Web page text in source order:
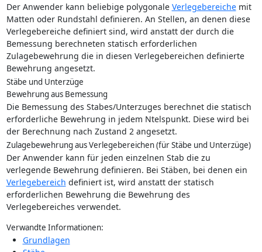
Der Anwender kann beliebige polygonale Verlegebereichemit
Matten oder Rundstahl definieren. An Stellen, an denen diese
Verlegebereiche definiert sind, wird anstatt der durch die
Bemessung berechneten statisch erforderlichen
Zulagebewehrung die in diesen Verlegebereichen definierte
Bewehrung angesetzt.
Stäbe und Unterzüge
Bewehrung aus Bemessung
Die Bemessung des Stabes/Unterzuges berechnet die statisch
erforderliche Bewehrung in jedem Ntelspunkt. Diese wird bei
der Berechnung nach Zustand 2 angesetzt.
Zulagebewehrung aus Verlegebereichen (für Stäbe und Unterzüge)
Der Anwender kann für jeden einzelnen Stab die zu
verlegende Bewehrung definieren. Bei Stäben, bei denen ein
Verlegebereich definiert ist, wird anstatt der statisch
erforderlichen Bewehrung die Bewehrung des
Verlegebereiches verwendet.
Verwandte Informationen:
Grundlagen